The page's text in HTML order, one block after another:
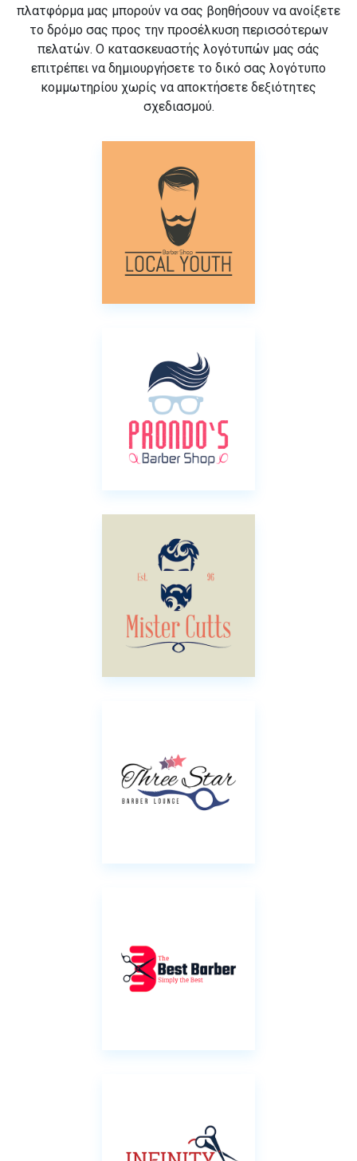
πλατφόρμα μας μπορούν να σας βοηθήσουν να ανοίξετε
το δρόμο σας προς την προσέλκυση περισσότερων
πελατών. Ο κατασκευαστής λογότυπών μας σάς
επιτρέπει να δημιουργήσετε το δικό σας λογότυπο
κομμωτηρίου χωρίς να αποκτήσετε δεξιότητες
σχεδιασμού.